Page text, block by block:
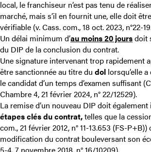
local, le franchiseur n’est pas tenu de
marché, mais s’il en fournit une, elle doit
vérifiable (v.Cass. com., 18 oct. 2023, n°22-
Un délai minimum d’au moins 20 joursdoit
du DIP de la conclusion du contrat.
Une signature intervenant trop rapidement
être sanctionnée au titre du dol lorsqu’elle
le candidat d’un temps d’examen suffisant
Chambre 4, 21 février 2024, n° 22/12529).
La remise d’un nouveau DIP doit
étapes clés du contrat,telles que la
com., 21 février 2012, n° 11-13.653 (FS-P+B))
modification du contrat bouleversant son